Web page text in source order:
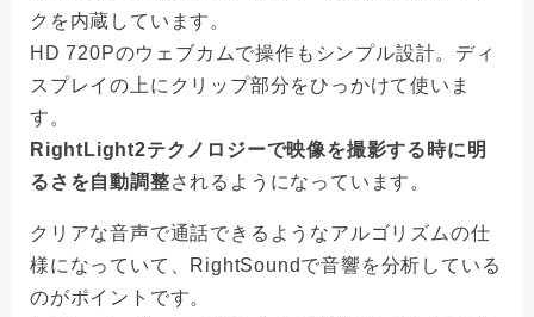
クを内蔵しています。
HD 720Pのウェブカムで操作もシンプル設計。ディ
スプレイの上にクリップ部分をひっかけて使いま
す。
RightLight2テクノロジーで映像を撮影する時に明
るさを自動調整されるようになっています。
クリアな音声で通話できるようなアルゴリズムの仕
様になっていて、RightSoundで音響を分析している
のがポイントです。